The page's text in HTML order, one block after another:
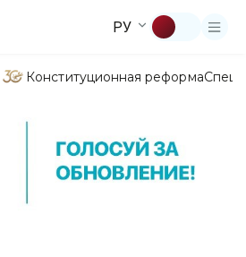
РУ
Конституционная реформа